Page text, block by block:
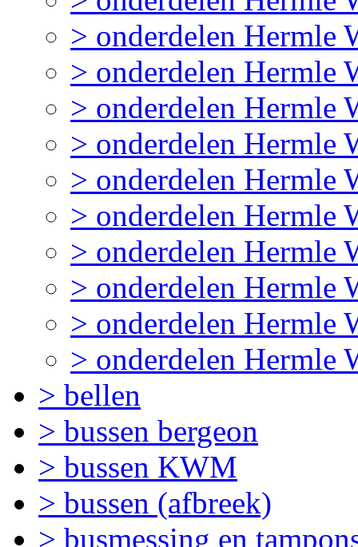
> onderdelen Hermle
> onderdelen Hermle
> onderdelen Hermle
> onderdelen Hermle
> onderdelen Hermle
> onderdelen Hermle
> onderdelen Hermle
> onderdelen Hermle
> onderdelen Hermle
> onderdelen Hermle
> bellen
> bussen bergeon
> bussen KWM
> bussen (afbreek)
> busmessing en